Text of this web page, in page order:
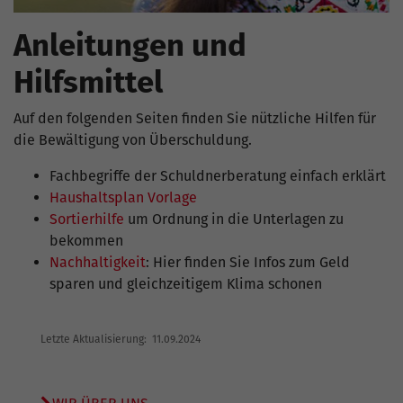
Anleitungen und
Hilfsmittel
Auf den folgenden Seiten finden Sie nützliche Hilfen für
die Bewältigung von Überschuldung.
Fachbegriffe der Schuldnerberatung einfach erklärt
Haushaltsplan Vorlage
Sortierhilfe um Ordnung in die Unterlagen zu
bekommen
Nachhaltigkeit: Hier finden Sie Infos zum Geld
sparen und gleichzeitigem Klima schonen
Letzte Aktualisierung: 11.09.2024